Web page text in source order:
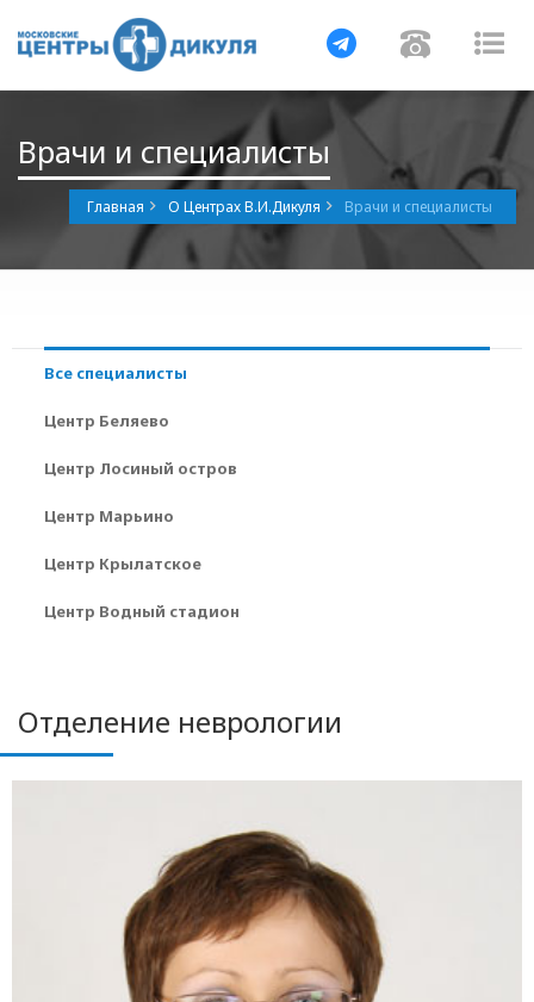
Навигация
Врачи и специалисты
Главная О Центрах В.И.Дикуля Врачи и специалисты
Все специалисты
Центр Беляево
Центр Лосиный остров
Центр Марьино
Центр Крылатское
Центр Водный стадион
Отделение неврологии